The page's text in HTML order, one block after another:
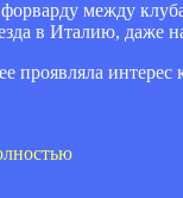
между
в Италию, даже
проявляла